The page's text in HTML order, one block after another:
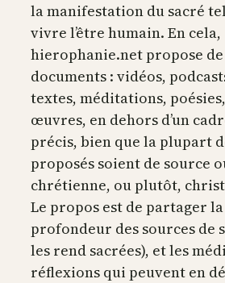
la manifestation du sacré
vivre l’être humain. En cela,
hierophanie.net propose
documents : vidéos,
textes, méditations,
œuvres, en dehors d’un
précis, bien que la plupart
proposés soient de source
chrétienne, ou plutôt,
Le propos est de partager
profondeur des sources de
les rend sacrées), et les
réflexions qui peuvent en